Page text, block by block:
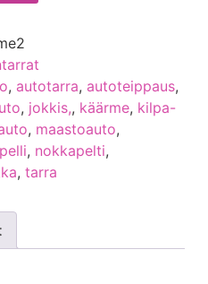
, autotarra, autoteippaus,
, jokkis,, käärme, kilpa-
, maastoauto,
, nokkapelti,
, tarra